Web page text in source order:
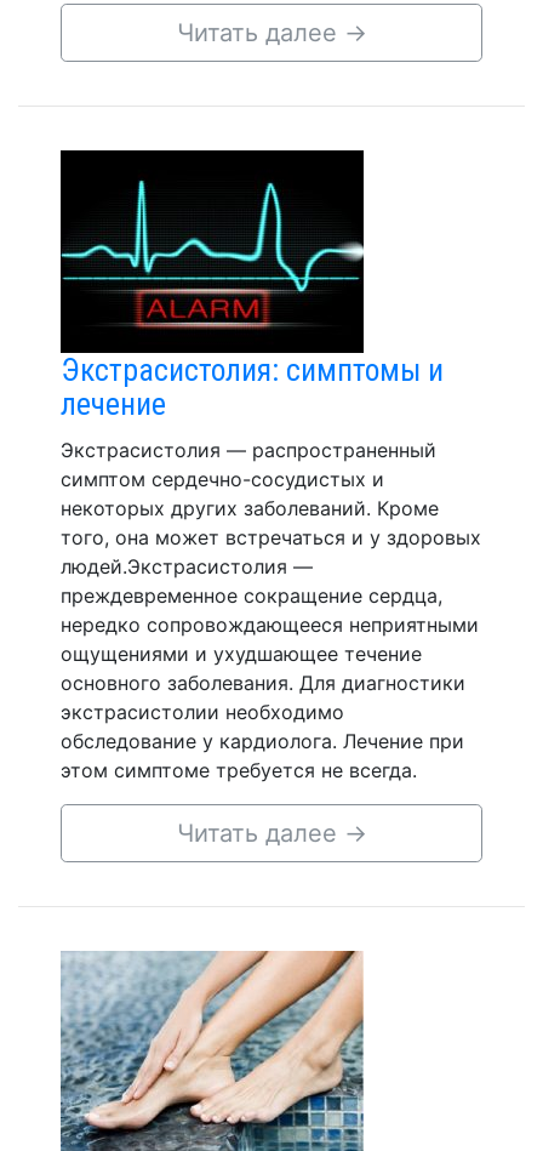
Читать далее →
Экстрасистолия: симптомы и
лечение
Экстрасистолия — распространенный
симптом сердечно-сосудистых и
некоторых других заболеваний. Кроме
того, она может встречаться и у здоровых
людей.Экстрасистолия —
преждевременное сокращение сердца,
нередко сопровождающееся неприятными
ощущениями и ухудшающее течение
основного заболевания. Для диагностики
экстрасистолии необходимо
обследование у кардиолога. Лечение при
этом симптоме требуется не всегда.
Читать далее →